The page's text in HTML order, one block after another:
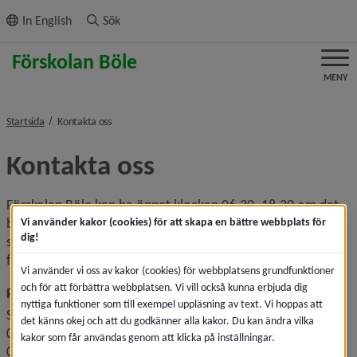
innehållet
In English Sök
MENY
Startsida Kontakta ossnivå i brödsmulenavigeringen
Kontakta oss
Förskolan Böle kan ha öppet klockan 06.30–18.30 om det
behövs. Just nu har vi öppet klockan 06.30–17.30. Om du
som
förälder har andra behov, kontakta rektor.
Rektor
Solveig Häggkvist
090-16 20 37
070-319 16 17
Vi använder kakor (cookies) för att skapa en bättre webbplats för
dig!
Vi använder vi oss av kakor (cookies) för webbplatsens grundfunktioner
och för att förbättra webbplatsen. Vi vill också kunna erbjuda dig
nyttiga funktioner som till exempel uppläsning av text. Vi hoppas att
det känns okej och att du godkänner alla kakor. Du kan ändra vilka
kakor som får användas genom att klicka på inställningar.